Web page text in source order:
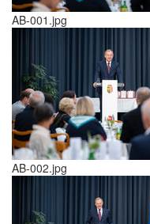
AB-001.jpg
AB-002.jpg